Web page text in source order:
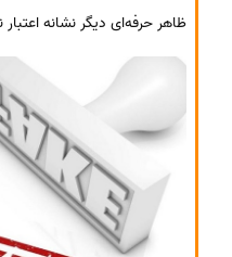
ظاهر حرفه‌ای دیگر نشانه